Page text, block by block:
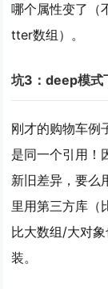
哪个属性变了（
tter数组）。
坑3：deep模式
刚才的购物车例
是同一个引用！
新旧差异，要么
里用第三方库（
比大数组/大对
装。